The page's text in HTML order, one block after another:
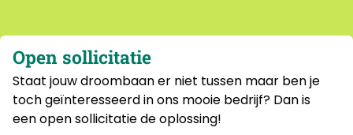
Open sollicitatie
Staat jouw droombaan er niet tussen maar ben je
toch geïnteresseerd in ons mooie bedrijf? Dan is
een open sollicitatie de oplossing!